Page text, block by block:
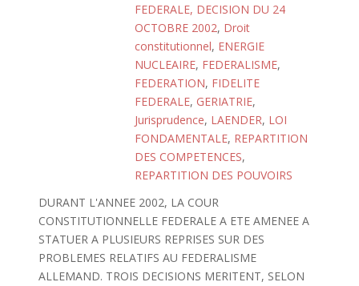
FEDERALE, DECISION DU 24
OCTOBRE 2002, Droit
constitutionnel, ENERGIE
NUCLEAIRE, FEDERALISME,
FEDERATION, FIDELITE
FEDERALE, GERIATRIE,
Jurisprudence, LAENDER, LOI
FONDAMENTALE, REPARTITION
DES COMPETENCES,
REPARTITION DES POUVOIRS
DURANT L'ANNEE 2002, LA COUR
CONSTITUTIONNELLE FEDERALE A ETE AMENEE A
STATUER A PLUSIEURS REPRISES SUR DES
PROBLEMES RELATIFS AU FEDERALISME
ALLEMAND. TROIS DECISIONS MERITENT, SELON